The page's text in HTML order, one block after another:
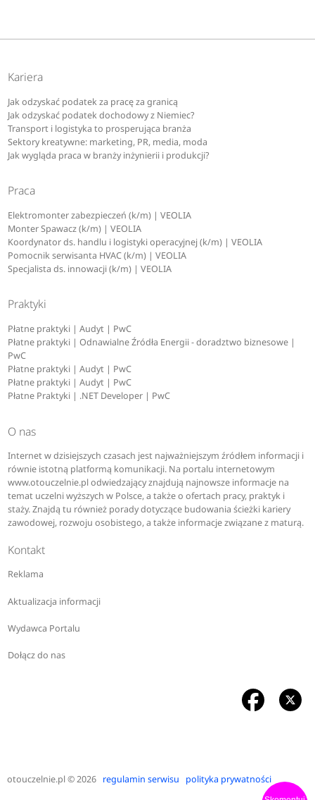
Kariera
Jak odzyskać podatek za pracę za granicą
Jak odzyskać podatek dochodowy z Niemiec?
Transport i logistyka to prosperująca branża
Sektory kreatywne: marketing, PR, media, moda
Jak wygląda praca w branży inżynierii i produkcji?
Praca
Elektromonter zabezpieczeń (k/m) | VEOLIA
Monter Spawacz (k/m) | VEOLIA
Koordynator ds. handlu i logistyki operacyjnej (k/m) | VEOLIA
Pomocnik serwisanta HVAC (k/m) | VEOLIA
Specjalista ds. innowacji (k/m) | VEOLIA
Praktyki
Płatne praktyki | Audyt | PwC
Płatne praktyki | Odnawialne Źródła Energii - doradztwo biznesowe |
PwC
Płatne praktyki | Audyt | PwC
Płatne praktyki | Audyt | PwC
Płatne Praktyki | .NET Developer | PwC
O nas
Internet w dzisiejszych czasach jest najważniejszym źródłem informacji i
równie istotną platformą komunikacji. Na portalu internetowym
www.otouczelnie.pl odwiedzający znajdują najnowsze informacje na
temat uczelni wyższych w Polsce, a także o ofertach pracy, praktyk i
staży. Znajdą tu również porady dotyczące budowania ścieżki kariery
zawodowej, rozwoju osobistego, a także informacje związane z maturą.
Kontakt
Reklama
Aktualizacja informacji
Wydawca Portalu
Dołącz do nas
otouczelnie.pl© 2026 regulamin serwisu polityka prywatności